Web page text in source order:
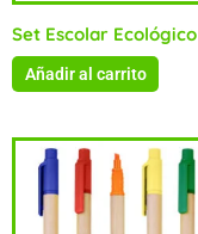
Set Escolar Ecológico
Añadir al carrito